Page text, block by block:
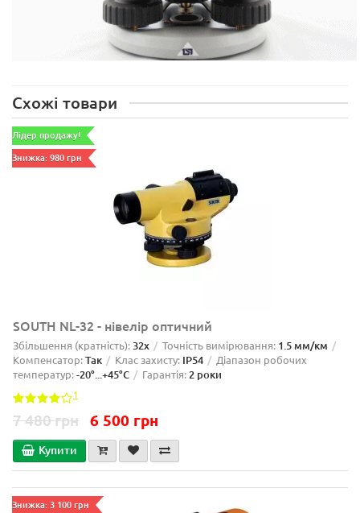
Схожі товари
Лідер продажу!
Знижка: 980 грн
SOUTH NL-32 - нівелір оптичний
Збільшення (кратність):32x Точність вимірювання: 1.5 мм/км
Компенсатор:Так Клас захисту: IP54
Діапазон робочих
температур:-20°...+45°C Гарантія:2 роки
1
7 480 грн 6 500 грн
Купити
Знижка: 3 100 грн